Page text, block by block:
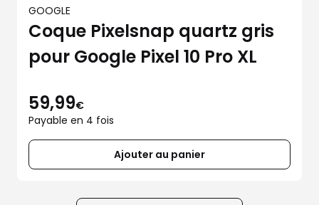
GOOGLE
Coque Pixelsnap quartz gris
pour Google Pixel 10 Pro XL
59,99€
Payable en 4 fois
Ajouter au panier